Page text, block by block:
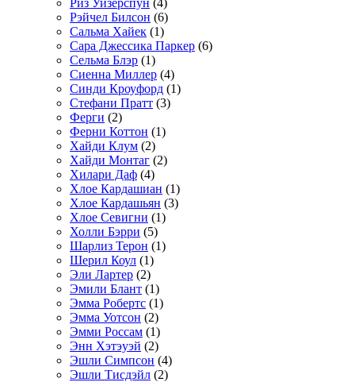
Риз Уизерспун (4)
Рэйчел Билсон (6)
Сальма Хайек (1)
Сара Джессика Паркер (6)
Сельма Блэр (1)
Сиенна Миллер (4)
Синди Кроуфорд (1)
Стефани Пратт (3)
Ферги (2)
Ферни Коттон (1)
Хайди Клум (2)
Хайди Монтаг (2)
Хилари Даф (4)
Хлое Кардашиан (1)
Хлое Кардашьян (3)
Хлое Севигни (1)
Холли Бэрри (5)
Шарлиз Терон (1)
Шерил Коул (1)
Эли Лартер (2)
Эмили Блант (1)
Эмма Робертс (1)
Эмма Уотсон (2)
Эмми Россам (1)
Энн Хэтэуэй (2)
Эшли Симпсон (4)
Эшли Тисдэйл (2)